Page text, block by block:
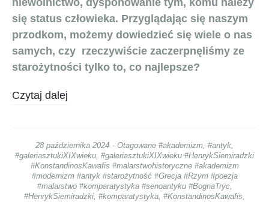
się status człowieka. Przyglądając się naszym
przodkom, możemy dowiedzieć się wiele o nas
samych, czy rzeczywiście zaczerpnęliśmy ze
starożytności tylko to, co najlepsze?
Czytaj dalej
28 października 2024 Otagowane #akademizm #antyk
#galeriasztukiXIXwieku #galeriasztukiXIXwieku #HenrykSiemiradzki
#KonstandinosKawafis #malarstwohistoryczne #akademizm
#modernizm #antyk #starożytność #Grecja #Rzym #poezja
#malarstwo #komparatystyka #senoantyku #BognaTryc,
#HenrykSiemiradzki #komparatystyka #KonstandinosKawafis